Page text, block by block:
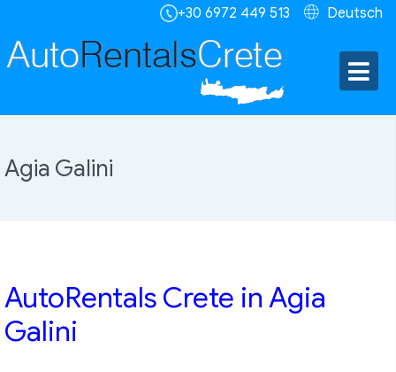
Deutsch
+30 6972 449 513
Agia Galini
AutoRentals Crete in Agia
Galini